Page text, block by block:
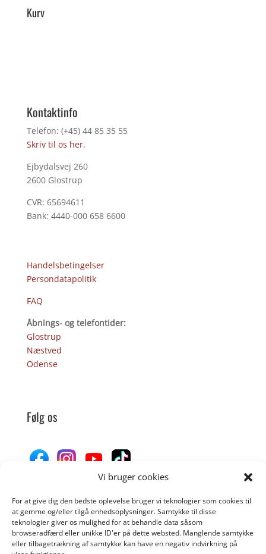
Vi bruger cookies
For at give dig den bedste oplevelse bruger vi teknologier som cookies til
at gemme og/eller tilgå enhedsoplysninger. Samtykke til disse
teknologier giver os mulighed for at behandle data såsom
browseradfærd eller unikke ID'er på dette websted. Manglende samtykke
eller tilbagetrækning af samtykke kan have en negativ indvirkning på
Kurv
Kontaktinfo
Telefon: (+45) 44 85 35 55
Skriv til os her.
Ejbydalsvej 260
2600 Glostrup
CVR: 65694611
Bank: 4440-000 658 6600
Handelsbetingelser
Persondatapolitik
FAQ
Åbnings- og telefontider:
Glostrup
Næstved
Odense
Følg os
Donér til Inges Kattehjem